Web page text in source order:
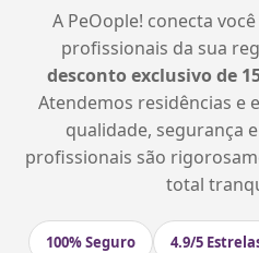
A PeOople! conecta
profissionais da sua
desconto exclusivo de
Atendemos residências e
qualidade, segurança
profissionais são
total
100% Seguro 4.9/5